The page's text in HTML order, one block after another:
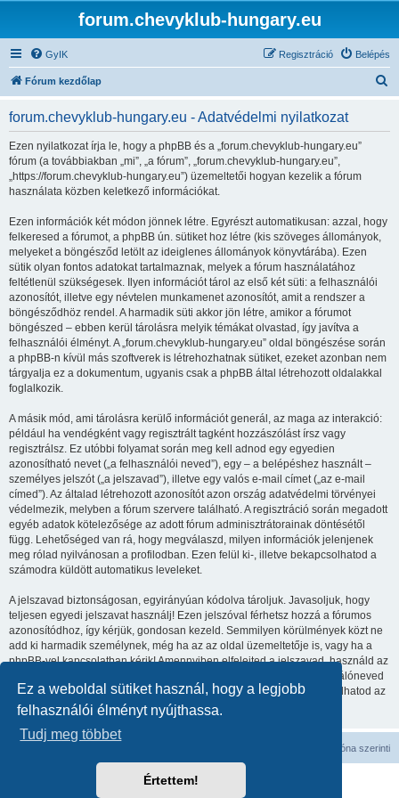
Ez a weboldal sütiket használ, hogy a legjobb
felhasználói élményt nyújthassa.
Tudj meg többet
Értettem!
forum.chevyklub-hungary.eu
GyIK Belépés
Regisztráció
Fórum kezdőlap
forum.chevyklub-hungary.eu - Adatvédelmi nyilatkozat
Ezen nyilatkozat írja le, hogy a phpBB és a „forum.chevyklub-hungary.eu”
fórum (a továbbiakban „mi”, „a fórum”, „forum.chevyklub-hungary.eu”,
„https://forum.chevyklub-hungary.eu”) üzemeltetői hogyan kezelik a fórum
használata közben keletkező információkat.
Ezen információk két módon jönnek létre. Egyrészt automatikusan: azzal, hogy
felkeresed a fórumot, a phpBB ún. sütiket hoz létre (kis szöveges állományok,
melyeket a böngésződ letölt az ideiglenes állományok könyvtárába). Ezen
sütik olyan fontos adatokat tartalmaznak, melyek a fórum használatához
feltétlenül szükségesek. Ilyen információt tárol az első két süti: a felhasználói
azonosítót, illetve egy névtelen munkamenet azonosítót, amit a rendszer a
böngésződhöz rendel. A harmadik süti akkor jön létre, amikor a fórumot
böngészed – ebben kerül tárolásra melyik témákat olvastad, így javítva a
felhasználói élményt. A „forum.chevyklub-hungary.eu” oldal böngészése során
a phpBB-n kívül más szoftverek is létrehozhatnak sütiket, ezeket azonban nem
tárgyalja ez a dokumentum, ugyanis csak a phpBB által létrehozott oldalakkal
foglalkozik.
A másik mód, ami tárolásra kerülő információt generál, az maga az interakció:
például ha vendégként vagy regisztrált tagként hozzászólást írsz vagy
regisztrálsz. Ez utóbbi folyamat során meg kell adnod egy egyedien
azonosítható nevet („a felhasználói neved”), egy – a belépéshez használt –
személyes jelszót („a jelszavad”), illetve egy valós e-mail címet („az e-mail
címed”). Az általad létrehozott azonosítót azon ország adatvédelmi törvényei
védelmezik, melyben a fórum szervere található. A regisztráció során megadott
egyéb adatok kötelezősége az adott fórum adminisztrátorainak döntésétől
függ. Lehetőséged van rá, hogy megválaszd, milyen információk jelenjenek
meg rólad nyilvánosan a profilodban. Ezen felül ki-, illetve bekapcsolhatod a
számodra küldött automatikus leveleket.
A jelszavad biztonságosan, egyirányúan kódolva tároljuk. Javasoljuk, hogy
teljesen egyedi jelszavat használj! Ezen jelszóval férhetsz hozzá a fórumos
azonosítódhoz, így kérjük, gondosan kezeld. Semmilyen körülmények közt ne
add ki harmadik személynek, még ha az az oldal üzemeltetője is, vagy ha a
phpBB-vel kapcsolatban kérik! Amennyiben elfelejted a jelszavad, használd az
„Elfelejtettem a jelszavam” funkciót. A rendszer kérni fogja a felhasználóneved
és az e-mail címed, majd generálni fog egy új jelszót, így újra használhatod az
azonosítód.
időzóna szerinti
phpBB® Forum Software © phpBB Limited
Magyar phpBB Közösség